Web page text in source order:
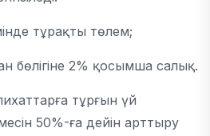
тұрақты төлем;
бөлігіне 2% қосымша салық.
тұрғын үй
50%-ға дейін арттыру